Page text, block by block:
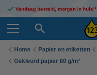
Vandaag besteld, morgen in huis!*
Home Papier en etiketten
Gekleurd papier 80 g/m²